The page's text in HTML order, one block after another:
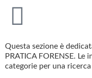
Questa sezione è
PRATICA FORENSE. Le
categorie per una